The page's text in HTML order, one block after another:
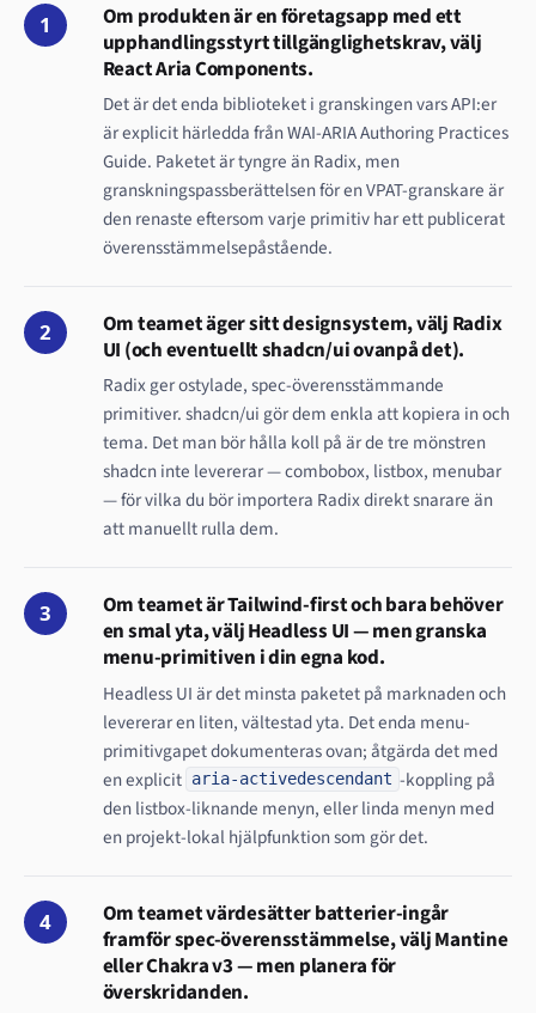
1
Om produkten är en företagsapp med ett
upphandlingsstyrt tillgänglighetskrav, välj
React Aria Components.
Det är det enda biblioteket i granskingen vars API:er
är explicit härledda från WAI-ARIA Authoring Practices
Guide. Paketet är tyngre än Radix, men
granskningspassberättelsen för en VPAT-granskare är
den renaste eftersom varje primitiv har ett publicerat
överensstämmelsepåstående.
2
Om teamet äger sitt designsystem, välj Radix
UI (och eventuellt shadcn/ui ovanpå det).
Radix ger ostylade, spec-överensstämmande
primitiver. shadcn/ui gör dem enkla att kopiera in och
tema. Det man bör hålla koll på är de tre mönstren
shadcn inte levererar — combobox, listbox, menubar
— för vilka du bör importera Radix direkt snarare än
att manuellt rulla dem.
3
Om teamet är Tailwind-first och bara behöver
en smal yta, välj Headless UI — men granska
menu-primitiven i din egna kod.
Headless UI är det minsta paketet på marknaden och
levererar en liten, vältestad yta. Det enda menu-
primitivgapet dokumenteras ovan; åtgärda det med
en explicit aria-activedescendant -koppling på
den listbox-liknande menyn, eller linda menyn med
en projekt-lokal hjälpfunktion som gör det.
4
Om teamet värdesätter batterier-ingår
framför spec-överensstämmelse, välj Mantine
eller Chakra v3 — men planera för
överskridanden.